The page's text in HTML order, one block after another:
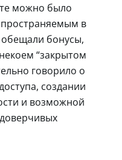
можно было
в
обещали бонусы,
“закрытом
говорило о
создании
и возможной